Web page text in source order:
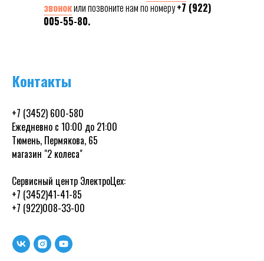
звонокили позвоните нам по номеру+7 (922)
005-55-80.
Контакты
+7 (3452) 600-580
Ежедневно с 10:00 до 21:00
Тюмень, Пермякова, 65
магазин "2 колеса"
Сервисный центр ЭлектроЦех:
+7 (3452)41-41-85
+7 (922)008-33-00